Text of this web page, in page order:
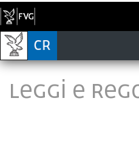
LEGGI E